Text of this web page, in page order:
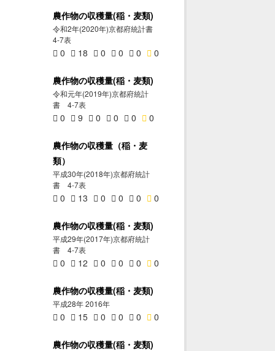
農作物の収穫量(稲・麦類)
令和2年(2020年)京都府統計書
4-7表
0 18 0 0 0 0
農作物の収穫量(稲・麦類)
令和元年(2019年)京都府統計
書 4-7表
0 9 0 0 0 0
農作物の収穫量（稲・麦
類）
平成30年(2018年)京都府統計
書 4-7表
0 13 0 0 0 0
農作物の収穫量(稲・麦類)
平成29年(2017年)京都府統計
書 4-7表
0 12 0 0 0 0
農作物の収穫量(稲・麦類)
平成28年 2016年
0 15 0 0 0 0
農作物の収穫量(稲・麦類)